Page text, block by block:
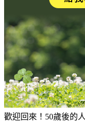
歡迎回來！50歲後的